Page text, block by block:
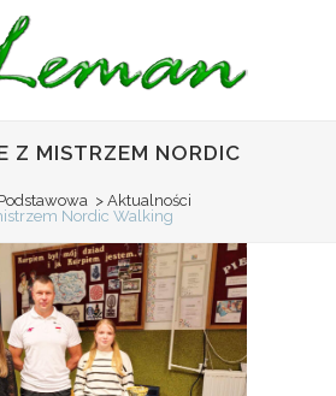
Z MISTRZEM NORDIC
> Aktualności
Nordic Walking